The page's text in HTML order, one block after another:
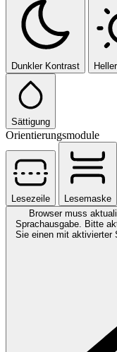
Dunkler Kontrast
Sättigung
Orientierungsmodule
Lesezeile
Lesemaske
Browser muss
Sprachausgabe. Bitte
Sie einen mit aktivierter